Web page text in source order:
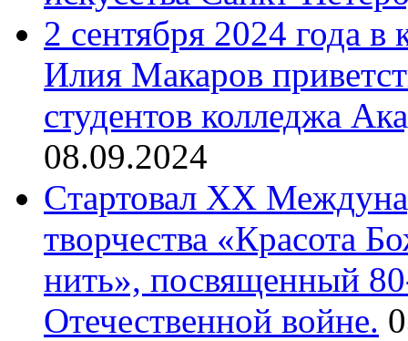
2 сентября 2024 года
Илия Макаров
студентов колледжа
08.09.2024
Cтартовал XX
творчества «Красота
нить», посвященный
Отечественной войне.